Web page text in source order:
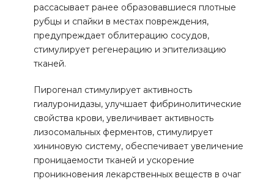
рассасывает ранее образовавшиеся плотные
рубцы и спайки в местах повреждения,
предупреждает облитерацию сосудов,
стимулирует регенерацию и эпителизацию
тканей.
Пирогенал стимулирует активность
гиалуронидазы, улучшает фибринолитические
свойства крови, увеличивает активность
лизосомальных ферментов, стимулирует
хининовую систему, обеспечивает увеличение
проницаемости тканей и ускорение
проникновения лекарственных веществ в очаг